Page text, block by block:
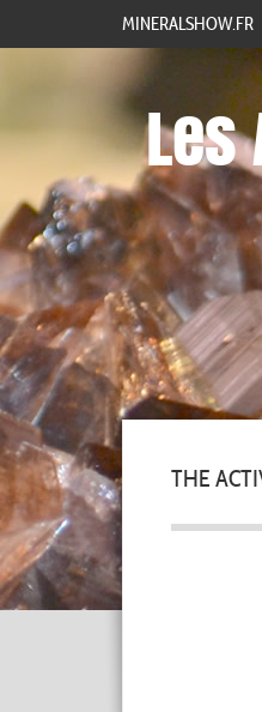
MINERALSHOW.FR
THE